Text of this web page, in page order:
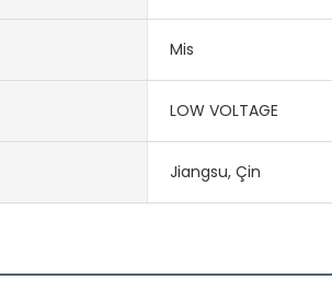
Mis
LOW VOLTAGE
Jiangsu, Çin